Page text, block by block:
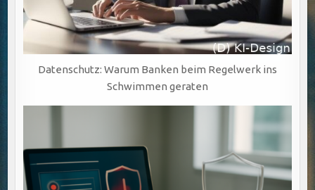
Datenschutz: Warum Banken beim Regelwerk ins
Schwimmen geraten